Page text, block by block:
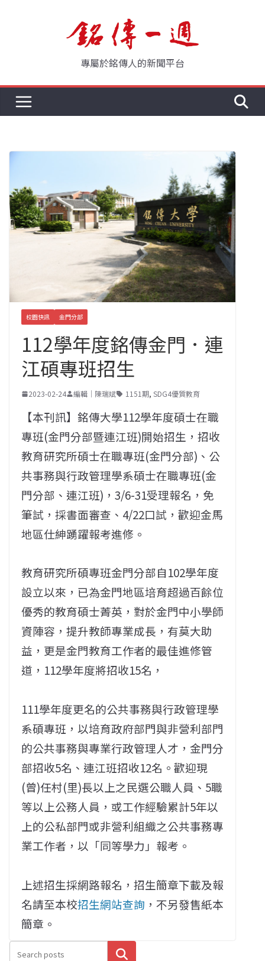
專屬於銘傳人的新聞平台
校園快訊 金門分部
112學年度銘傳金門．連
江碩專班招生
2023-02-24 編輯｜陳瑞斌 1151期, SDG4優質教育
【本刊訊】銘傳大學112學年度碩士在職
專班(金門分部暨連江班)開始招生，招收
教育研究所碩士在職專班(金門分部)、公
共事務與行政管理學系碩士在職專班(金
門分部、連江班)，3/6-31受理報名，免
筆試，採書面審查、4/22口試，歡迎金馬
地區仕紳踴躍報考進修。
教育研究所碩專班金門分部自102學年度
設立以來，已為金門地區培育超過百餘位
優秀的教育碩士菁英，對於金門中小學師
資陣容，提升教師專業成長，有莫大助
益，更是金門教育工作者的最佳進修管
道，112學年度將招收15名，
111學年度更名的公共事務與行政管理學
系碩專班，以培育政府部門與非營利部門
的公共事務與專業行政管理人才，金門分
部招收5名、連江班招收12名。歡迎現
(曾)任村(里)長以上之民選公職人員、5職
等以上公務人員，或工作經驗累計5年以
上的公私部門或非營利組織之公共事務專
業工作者，以「同等學力」報考。
上述招生採網路報名，招生簡章下載及報
名請至本校招生網站查詢 ，不另發售紙本
簡章。
搜尋